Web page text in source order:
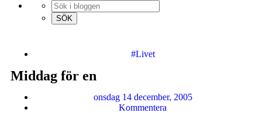
#Livet
Middag för en
onsdag 14 december, 2005
Kommentera